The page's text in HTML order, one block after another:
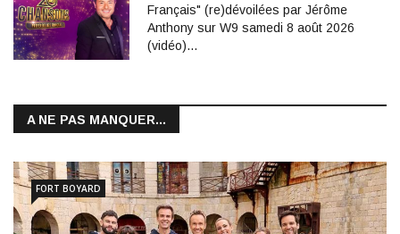
Français" (re)dévoilées par Jérôme
Anthony sur W9 samedi 8 août 2026
(vidéo)…
A NE PAS MANQUER...
FORT BOYARD